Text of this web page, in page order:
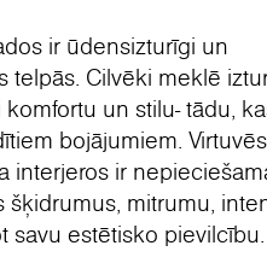
ir ūdensizturīgi un
telpās. Cilvēki meklē
un stilu- tādu,
bojājumiem.
interjeros ir
šķidrumus, mitrumu,
savu estētisko pievilcību.